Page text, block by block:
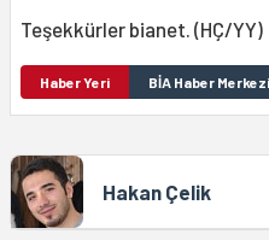
Teşekkürler bianet. (HÇ/YY)
Haber Yeri BİA Haber Merkezi
Hakan Çelik